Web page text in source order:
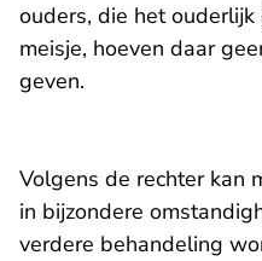
ouders, die het ouderlijk
meisje, hoeven daar
geven.
Volgens de rechter kan
in bijzondere
verdere behandeling